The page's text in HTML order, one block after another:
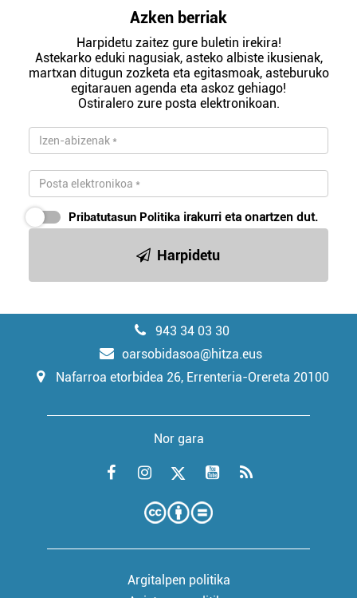
Azken berriak
Harpidetu zaitez gure buletin irekira!
Astekarko eduki nagusiak, asteko albiste ikusienak,
martxan ditugun zozketa eta egitasmoak, asteburuko
egitarauen agenda eta askoz gehiago!
Ostiralero zure posta elektronikoan.
Pribatutasun Politika irakurri eta onartzen dut.
Harpidetu
943 34 03 30
oarsobidasoa@hitza.eus
Nafarroa etorbidea 26, Errenteria-Orereta 20100
Nor gara
Argitalpen politika